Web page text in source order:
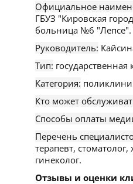
Официальное
ГБУЗ "Кировская
больница №6 "Лепсе".
Руководитель:
Тип: государственная
Категория:
Кто может
Способы оплаты
Перечень
терапевт,
гинеколог.
Отзывы и оценки